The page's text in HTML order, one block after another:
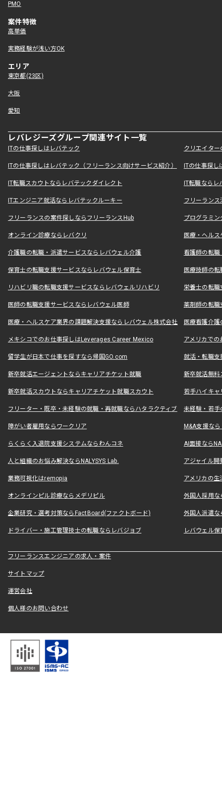
PMO
案件特徴
高単価
実務経験が浅い方OK
エリア
東京都(23区)
大阪
愛知
レバレジーズグループ関連サイト一覧
ITの仕事探しはレバテック クリエイタ
ITの仕事探しはレバテック（フリーランス向けサービス紹介） ITの仕事探
IT転職スカウトならレバテックダイレクト IT転職なら
ITエンジニア就活ならレバテックルーキー フリーラン
フリーランスの案件探しならフリーランスHub プログラミ
オンライン診療ならレバクリ 医療・ヘル
介護職の転職・派遣サービスならレバウェル介護 看護師の転
保育士の転職支援サービスならレバウェル保育士 医療技師の
リハビリ職の転職支援サービスならレバウェルリハビリ 栄養士の転
医師の転職支援サービスならレバウェル医師 薬剤師の転
医療・ヘルスケア業界の課題解決支援ならレバウェル株式会社 医療看護介
メキシコでのお仕事探しはLeverages Career Mexico アメリカで
留学生が日本で仕事を探すなら帰国GO.com 就活・転職
新卒就活エージェントならキャリアチケット就職 新卒就活無料
新卒就活スカウトならキャリアチケット就職スカウト 若手ハイキ
フリーター・既卒・未経験の就職・再就職ならハタラクティブ 未経験・若手
障がい者雇用ならワークリア M&A支援な
らくらく入退院支援システムならわんコネ AI面接なら
人と組織のお悩み解決ならNALYSYS Lab. アジャイル
業務可視化はremopia アメリカの
オンラインピル診療ならメデリピル 外国人採用
企業研究・選考対策ならFactBoard(ファクトボード) 外国人派遣な
ドライバー・施工管理技士の転職ならレバジョブ レバウェル
フリーランスエンジニアの求人・案件
サイトマップ
運営会社
個人様のお問い合わせ